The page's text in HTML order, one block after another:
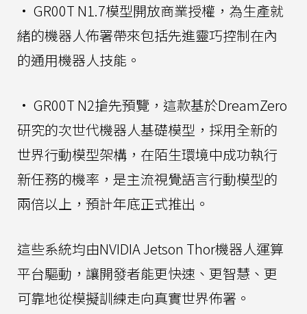
• GR00T N1.7模型開放商業授權，為生產就
緒的機器人佈署帶來包括先進靈巧控制在內
的通用機器人技能。
• GR00T N2搶先預覽，這款基於DreamZero
研究的次世代機器人基礎模型，採用全新的
世界行動模型架構，在陌生環境中成功執行
新任務的機率，是主流視覺語言行動模型的
兩倍以上，預計年底正式推出。
這些系統均由NVIDIA Jetson Thor機器人運算
平台驅動，讓開發者能更快速、更智慧、更
可靠地從模擬訓練走向真實世界佈署。